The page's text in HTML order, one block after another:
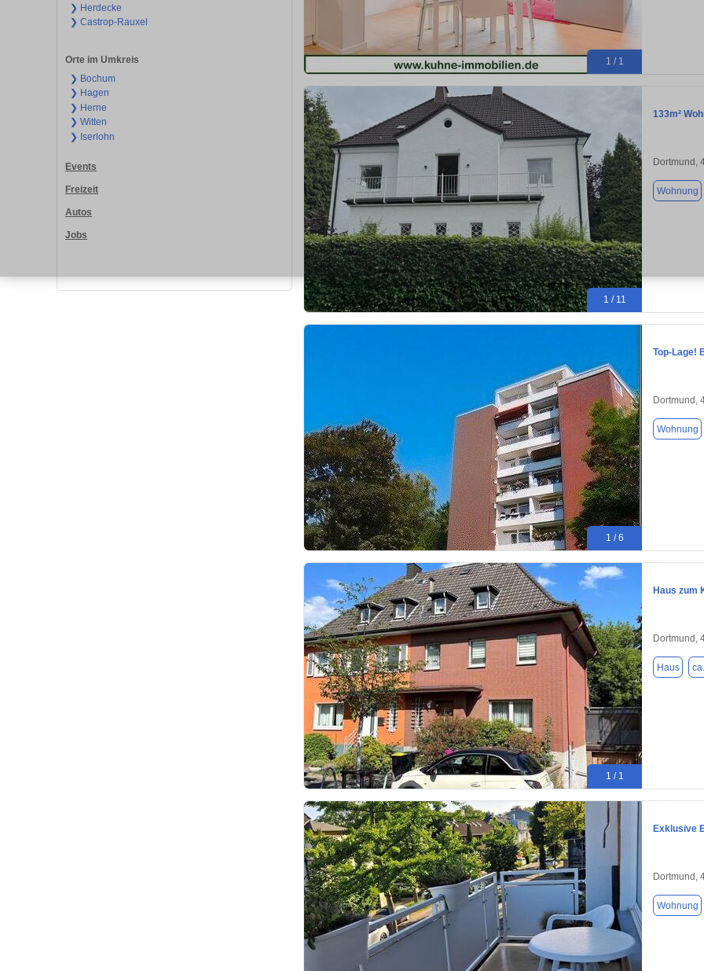
❯ Herdecke
❯ Castrop-Rauxel
Orte im Umkreis
❯ Bochum
❯ Hagen
❯ Herne
❯ Witten
❯ Iserlohn
Events
Freizeit
Autos
Jobs
1 / 1
1 / 11
133m²
Dortmund,
Wohnung
1 / 6
Top-Lage!
Dortmund,
Wohnung
1 / 1
Haus zum
Dortmund,
Haus
Exklusive
Dortmund,
Wohnung